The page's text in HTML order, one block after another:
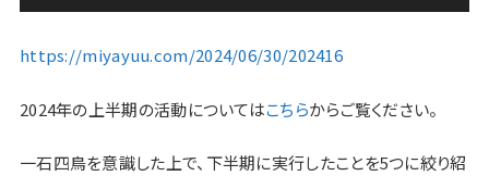
https://miyayuu.com/2024/06/30/202416
2024年の上半期の活動についてはこちらからご覧ください。
一石四鳥を意識した上で、下半期に実行したことを5つに絞り紹